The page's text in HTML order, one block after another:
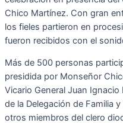
Chico Martínez. Con gran
los fieles partieron en
fueron recibidos con el
Más de 500 personas
presidida por Monseñor
Vicario General Juan
de la Delegación de Familia
otros miembros del clero